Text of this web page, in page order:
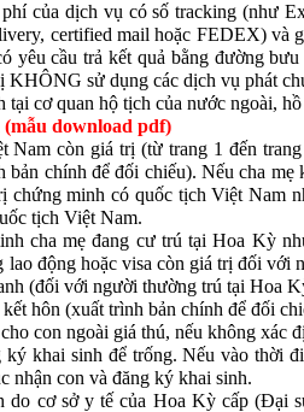
của dịch vụ có số tracking (như
certified mail hoặc FEDEX) và
yêu cầu trả kết quả bằng đường
sử dụng các dịch vụ phát
tại cơ quan hộ tịch của nước ngoài,
download pdf)
Nam còn giá trị (từ trang 1 đến
bản chính để đối chiếu). Nếu cha
chứng minh có quốc tịch Việt Nam
tịch Việt Nam.
cha mẹ đang cư trú tại Hoa Kỳ
động hoặc visa còn giá trị đối với
(đối với người thường trú tại Hoa
hôn (xuất trình bản chính để đối
con ngoài giá thú, nếu không xác
ký khai sinh để trống. Nếu vào thời
nhận con và đăng ký khai sinh.
do cơ sở y tế của Hoa Kỳ cấp (Đại